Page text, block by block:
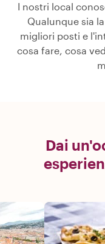
I nostri local
Qualunque sia
migliori posti e
cosa fare, cosa
Dai